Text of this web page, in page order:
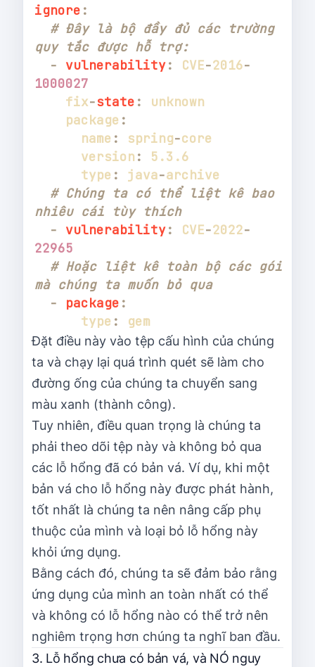
ignore :
# Đây là bộ đầy đủ các trường
quy tắc được hỗ trợ:
-
vulnerability: CVE-2016-
1000027
fix-state :
package :
name : spring-
version :
type : java-
# Chúng ta có thể liệt kê bao
nhiêu cái tùy thích
-
vulnerability: CVE-2022-
22965
# Hoặc liệt kê toàn bộ các gói
mà chúng ta muốn bỏ qua
-
package :
type :
Đặt điều này vào tệp cấu hình của chúng
ta và chạy lại quá trình quét sẽ làm cho
đường ống của chúng ta chuyển sang
màu xanh (thành công).
Tuy nhiên, điều quan trọng là chúng ta
phải theo dõi tệp này và không bỏ qua
các lỗ hổng đã có bản vá. Ví dụ, khi một
bản vá cho lỗ hổng này được phát hành,
tốt nhất là chúng ta nên nâng cấp phụ
thuộc của mình và loại bỏ lỗ hổng này
khỏi ứng dụng.
Bằng cách đó, chúng ta sẽ đảm bảo rằng
ứng dụng của mình an toàn nhất có thể
và không có lỗ hổng nào có thể trở nên
nghiêm trọng hơn chúng ta nghĩ ban đầu.
3. Lỗ hổng chưa có bản vá, và NÓ nguy